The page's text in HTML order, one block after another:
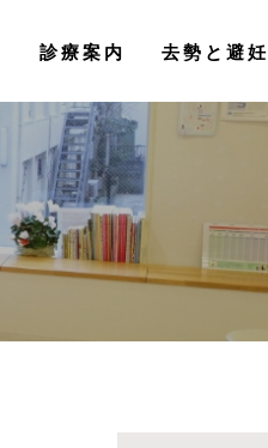
診療案内 去勢と避妊